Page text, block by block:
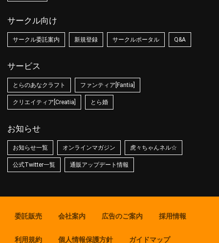
サークル向け
サークル委託案内 新規登録 サークルポータル Q&A
サービス
とらのあなクラフト ファンティア[Fantia]
クリエイティア[Creatia] とら婚
お知らせ
お知らせ一覧 オンラインマガジン 虎々ちゃんネル☆
公式Twitter一覧 通販アップデート情報
委託販売 会社案内 広告のご案内 採用情報
利用規約 個人情報保護方針 ガイドマップ